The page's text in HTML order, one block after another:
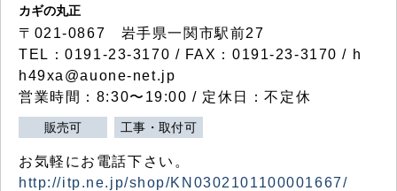
カギの丸正
〒021-0867 岩手県一関市駅前27
TEL：0191-23-3170 / FAX：0191-23-3170 / h
h49xa@auone-net.jp
営業時間：8:30〜19:00 / 定休日：不定休
販売可 工事・取付可
お気軽にお電話下さい。
http://itp.ne.jp/shop/KN0302101100001667/